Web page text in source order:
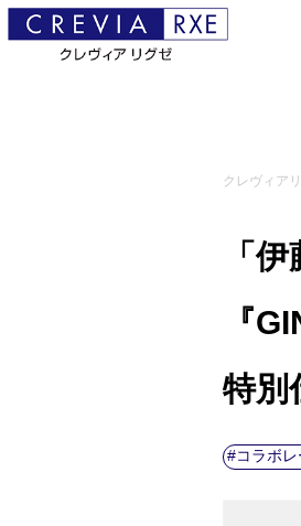
クレヴィア
「
『
特別
コラボレ